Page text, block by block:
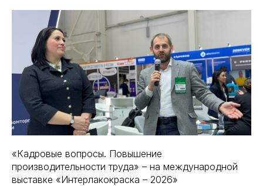
«Кадровые вопросы. Повышение
производительности труда» – на международной
выставке «Интерлакокраска – 2026»